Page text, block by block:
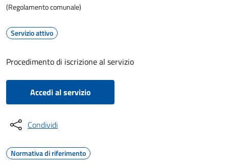
(Regolamento comunale)
Servizio attivo
Procedimento di iscrizione al servizio
Accedi al servizio
Condividi
Normativa di riferimento